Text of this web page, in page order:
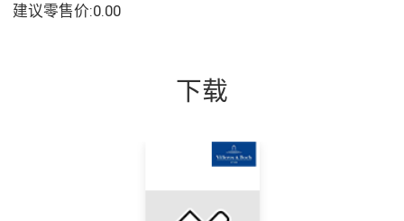
建议零售价:0.00
下载